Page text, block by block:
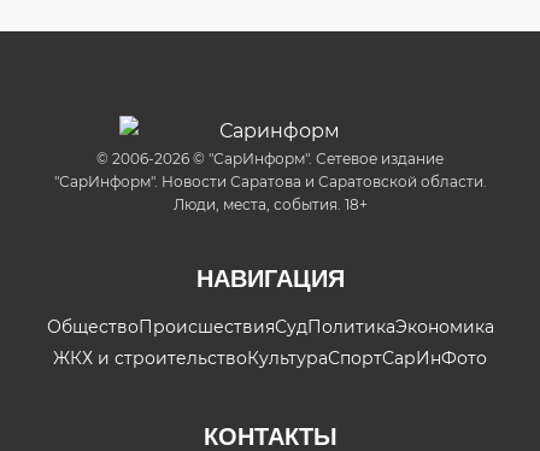
© 2006-2026 © "СарИнформ". Сетевое издание
"СарИнформ". Новости Саратова и Саратовской области.
Люди, места, события. 18+
НАВИГАЦИЯ
ОбществоПроисшествияСудПолитикаЭкономика
ЖКХ и строительствоКультураСпортСарИнФото
КОНТАКТЫ